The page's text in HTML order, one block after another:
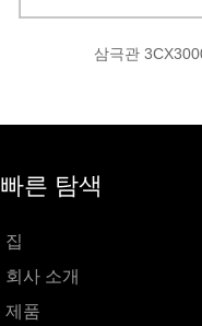
삼극관
빠른 탐색
집
회사 소개
제품